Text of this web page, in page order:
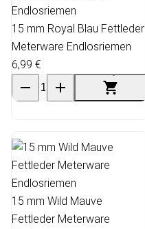
15 mm Royal Blau Fettleder
Meterware Endlosriemen
6,99 €
15 mm Wild Mauve
Fettleder Meterware